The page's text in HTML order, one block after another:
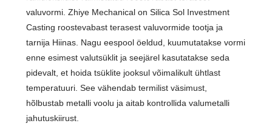
valuvormi. Zhiye Mechanical on Silica Sol Investment
Casting roostevabast terasest valuvormide tootja ja
tarnija Hiinas. Nagu eespool öeldud, kuumutatakse vormi
enne esimest valutsüklit ja seejärel kasutatakse seda
pidevalt, et hoida tsüklite jooksul võimalikult ühtlast
temperatuuri. See vähendab termilist väsimust,
hõlbustab metalli voolu ja aitab kontrollida valumetalli
jahutuskiirust.